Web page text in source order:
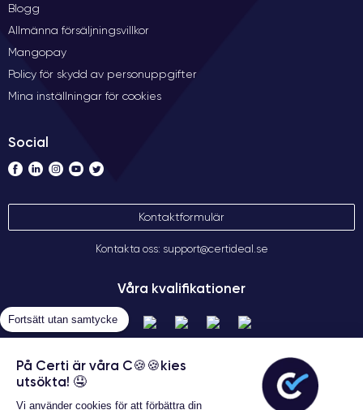
Blogg
Allmänna försäljningsvillkor
Mangopay
Policy för skydd av personuppgifter
Mina inställningar för cookies
Social
Kontaktformulär
Kontakta oss: support@certideal.se
Våra kvalifikationer
Fortsätt utan samtycke
På Certi är våra C🍪🍪kies
utsökta! 🤤
Vi använder cookies för att förbättra din